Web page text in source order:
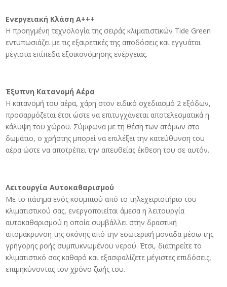
Ενεργειακή Κλάση Α+++
Η προηγμένη τεχνολογία της σειράς κλιματιστικών Tide Green
εντυπωσιάζει με τις εξαιρετικές της αποδόσεις και εγγυάται
μέγιστα επίπεδα εξοικονόμησης ενέργειας.
Έξυπνη Κατανομή Αέρα
Η κατανομή του αέρα, χάρη στον ειδικό σχεδιασμό 2 εξόδων,
προσαρμόζεται έτσι ώστε να επιτυγχάνεται αποτελεσματικά η
κάλυψη του χώρου. Σύμφωνα με τη θέση των ατόμων στο
δωμάτιο, ο χρήστης μπορεί να επιλέξει την κατεύθυνση του
αέρα ώστε να αποτρέπει την απευθείας έκθεση του σε αυτόν.
Λειτουργία Αυτοκαθαρισμού
Με το πάτημα ενός κουμπιού από το τηλεχειριστήριο του
κλιματιστικού σας, ενεργοποιείται άμεσα η λειτουργία
αυτοκαθαρισμού η οποία συμβάλλει στην δραστική
απομάκρυνση της σκόνης από την εσωτερική μονάδα μέσω της
γρήγορης ροής συμπυκνωμένου νερού. Έτσι, διατηρείτε το
κλιματιστικό σας καθαρό και εξασφαλίζετε μέγιστες επιδόσεις,
επιμηκύνοντας τον χρόνο ζωής του.